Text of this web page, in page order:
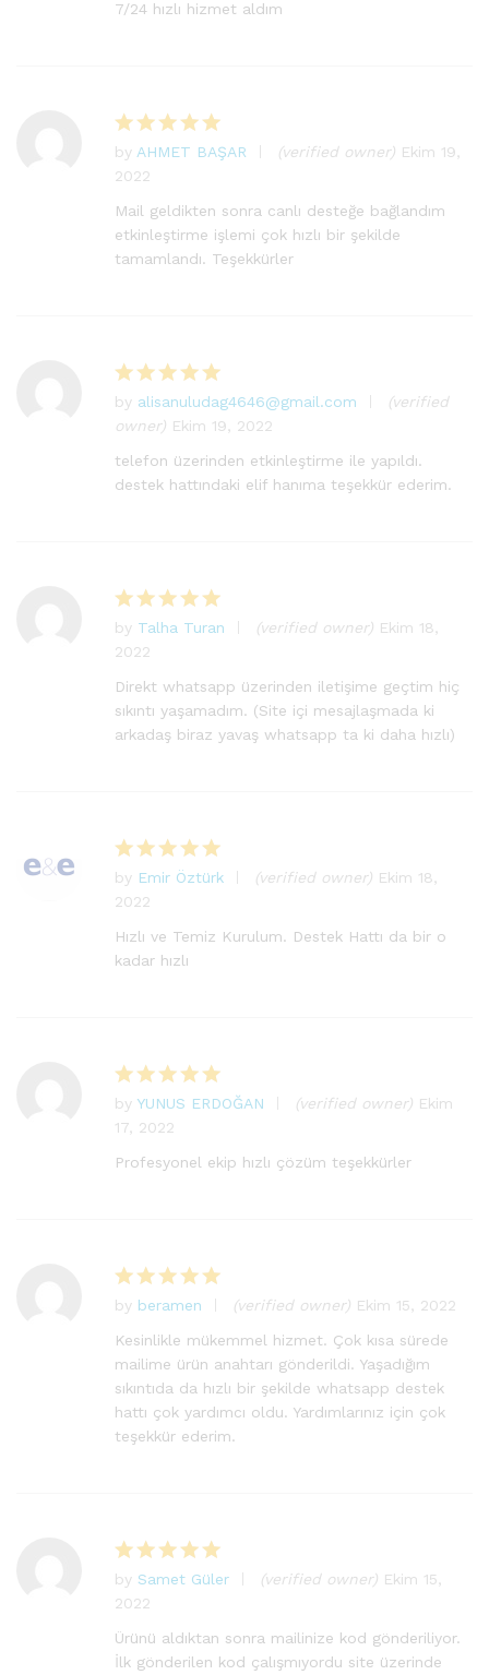
7/24 hızlı hizmet aldım
5
üzerinden
5oy aldı
by AHMET BAŞAR (verified owner) Ekim 19,
2022
Mail geldikten sonra canlı desteğe bağlandım
etkinleştirme işlemi çok hızlı bir şekilde
tamamlandı. Teşekkürler
5
üzerinden
5oy aldı
by alisanuludag4646@gmail.com
(verified
owner) Ekim 19, 2022
telefon üzerinden etkinleştirme ile yapıldı.
destek hattındaki elif hanıma teşekkür ederim.
5
üzerinden
5oy aldı
by Talha Turan (verified owner) Ekim 18,
2022
Direkt whatsapp üzerinden iletişime geçtim hiç
sıkıntı yaşamadım. (Site içi mesajlaşmada ki
arkadaş biraz yavaş whatsapp ta ki daha hızlı)
5
üzerinden
5oy aldı
by Emir Öztürk (verified owner) Ekim 18,
2022
Hızlı ve Temiz Kurulum. Destek Hattı da bir o
kadar hızlı
5
üzerinden
5oy aldı
by YUNUS ERDOĞAN (verified owner) Ekim
17, 2022
Profesyonel ekip hızlı çözüm teşekkürler
5
üzerinden
5oy aldı
by beramen (verified owner) Ekim 15, 2022
Kesinlikle mükemmel hizmet. Çok kısa sürede
mailime ürün anahtarı gönderildi. Yaşadığım
sıkıntıda da hızlı bir şekilde whatsapp destek
hattı çok yardımcı oldu. Yardımlarınız için çok
teşekkür ederim.
5
üzerinden
5oy aldı
by Samet Güler (verified owner) Ekim 15,
2022
Ürünü aldıktan sonra mailinize kod gönderiliyor.
İlk gönderilen kod çalışmıyordu site üzerinde